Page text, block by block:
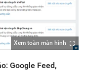
Xem toàn màn hình
Google Feed,